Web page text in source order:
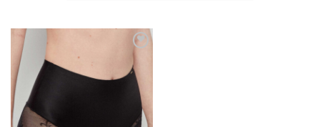
lista de
deseos